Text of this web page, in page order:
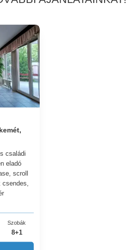
családi
eladó
scroll
Szobák
8+1